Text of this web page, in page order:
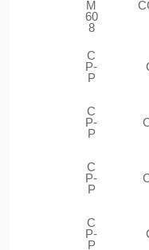
M
60
8
C
P-
P
C
P-
P
C
P-
P
C
P-
P